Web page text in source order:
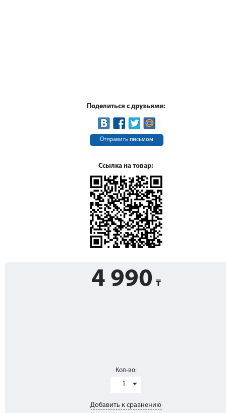
Поделиться с друзьями:
Отправить письмом
Ссылка на товар:
4 990
Кол-во:
1
Добавить к сравнению